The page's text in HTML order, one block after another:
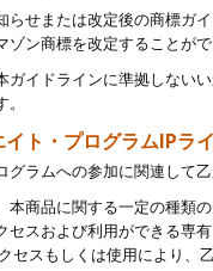
せまたは改定後の商標ガ
ゾン商標を改定することが
イドラインに準拠しない
イト・プログラムIPラ
ラムへの参加に関連して
本商品に関する一定の種類
セスおよび利用ができる専
セスもしくは使用により